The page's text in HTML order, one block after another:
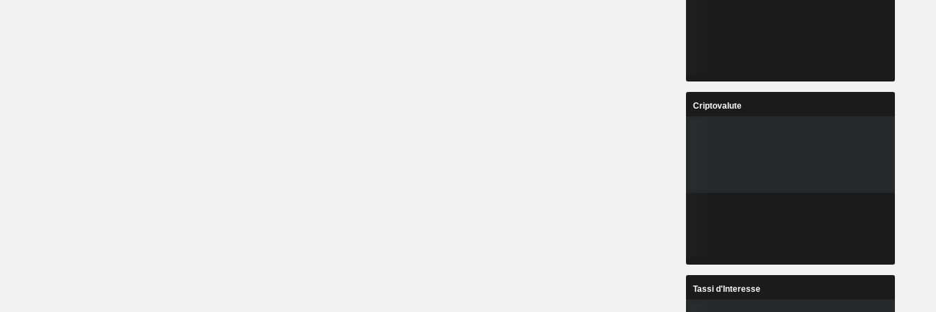
Criptovalute
Tassi d'Interesse